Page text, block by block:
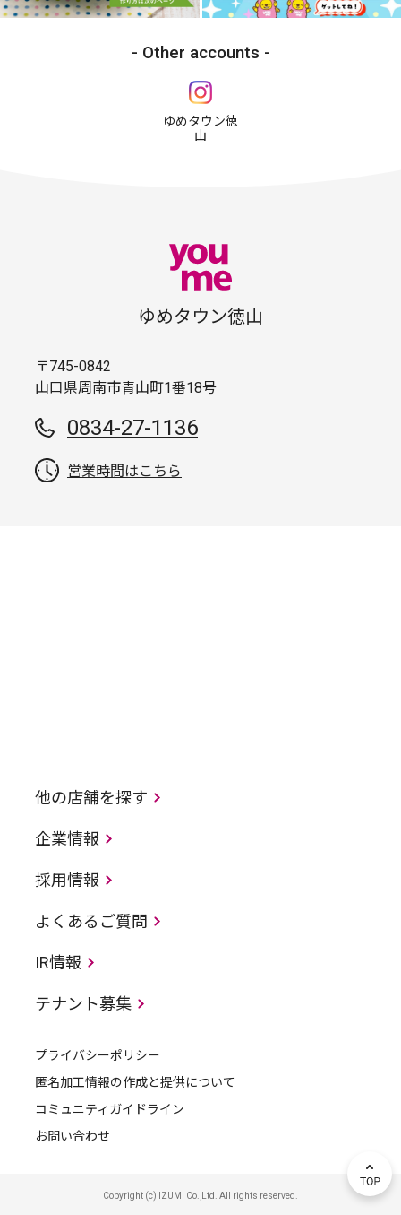
Other accounts
ゆめタウン徳
山
ゆめタウン徳山
〒745-0842
山口県周南市青山町1番18号
0834-27-1136
営業時間はこちら
他の店舗を探す
企業情報
採用情報
よくあるご質問
IR情報
テナント募集
プライバシーポリシー
匿名加工情報の作成と提供について
コミュニティガイドライン
お問い合わせ
Copyright (c) IZUMI Co.,Ltd. All rights reserved.